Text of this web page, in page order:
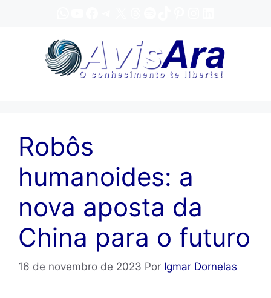
Robôs
humanoides: a
nova aposta da
China para o futuro
16 de novembro de 2023 Por Igmar Dornelas